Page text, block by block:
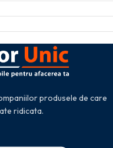
produsele de care
ridicata.